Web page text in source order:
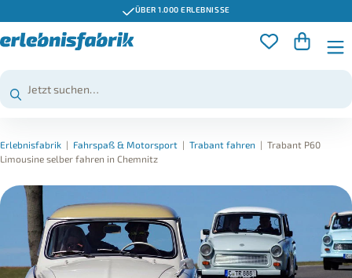
ÜBER 1.000 ERLEBNISSE
Erlebnisfabrik | Fahrspaß & Motorsport | Trabant fahren | Trabant P60
Limousine selber fahren in Chemnitz